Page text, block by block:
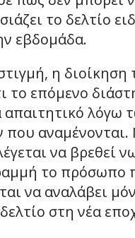
το δελτίο
εβδομάδα.
η διοίκηση
το επόμενο
απαιτητικό λόγω
που αναμένονται.
να βρεθεί
το πρόσωπο
να αναλάβει
στη νέα